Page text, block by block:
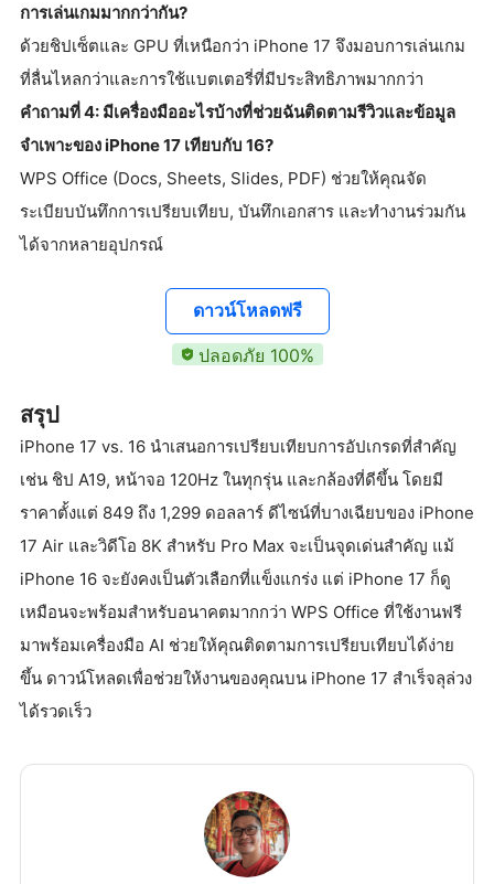
การเล่นเกมมากกว่ากัน?
ด้วยชิปเซ็ตและ GPU ที่เหนือกว่า iPhone 17 จึงมอบการเล่นเกม
ที่ลื่นไหลกว่าและการใช้แบตเตอรี่ที่มีประสิทธิภาพมากกว่า
คำถามที่ 4: มีเครื่องมืออะไรบ้างที่ช่วยฉันติดตามรีวิวและข้อมูล
จำเพาะของ iPhone 17 เทียบกับ 16?
WPS Office (Docs, Sheets, Slides, PDF) ช่วยให้คุณจัด
ระเบียบบันทึกการเปรียบเทียบ, บันทึกเอกสาร และทำงานร่วมกัน
ได้จากหลายอุปกรณ์
ดาวน์โหลดฟรี
ปลอดภัย 100%
สรุป
iPhone 17 vs. 16 นำเสนอการเปรียบเทียบการอัปเกรดที่สำคัญ
เช่น ชิป A19, หน้าจอ 120Hz ในทุกรุ่น และกล้องที่ดีขึ้น โดยมี
ราคาตั้งแต่ 849 ถึง 1,299 ดอลลาร์ ดีไซน์ที่บางเฉียบของ iPhone
17 Air และวิดีโอ 8K สำหรับ Pro Max จะเป็นจุดเด่นสำคัญ แม้
iPhone 16 จะยังคงเป็นตัวเลือกที่แข็งแกร่ง แต่ iPhone 17 ก็ดู
เหมือนจะพร้อมสำหรับอนาคตมากกว่า WPS Office ที่ใช้งานฟรี
มาพร้อมเครื่องมือ AI ช่วยให้คุณติดตามการเปรียบเทียบได้ง่าย
ขึ้น ดาวน์โหลดเพื่อช่วยให้งานของคุณบน iPhone 17 สำเร็จลุล่วง
ได้รวดเร็ว